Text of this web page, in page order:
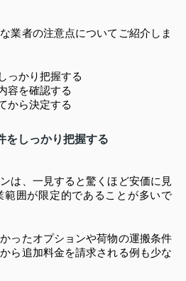
業者の注意点についてご紹介しま
っかり把握する
容を確認する
から決定する
しっかり把握する
は、一見すると驚くほど安価に見
範囲が限定的であることが多いで
ったオプションや荷物の運搬条件
ら追加料金を請求される例も少な